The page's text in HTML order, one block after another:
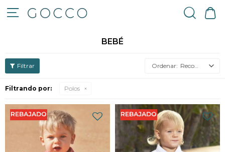

BEBÉ
Recomendados
Filtrando por: Polos